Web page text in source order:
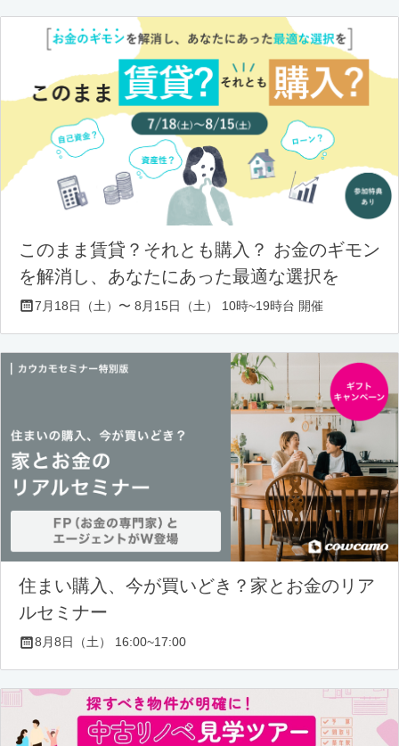
このまま賃貸？それとも購入？ お金のギモン
を解消し、あなたにあった最適な選択を
7月18日（土）〜 8月15日（土） 10時~19時台 開催
住まい購入、今が買いどき？家とお金のリア
ルセミナー
8月8日（土） 16:00~17:00